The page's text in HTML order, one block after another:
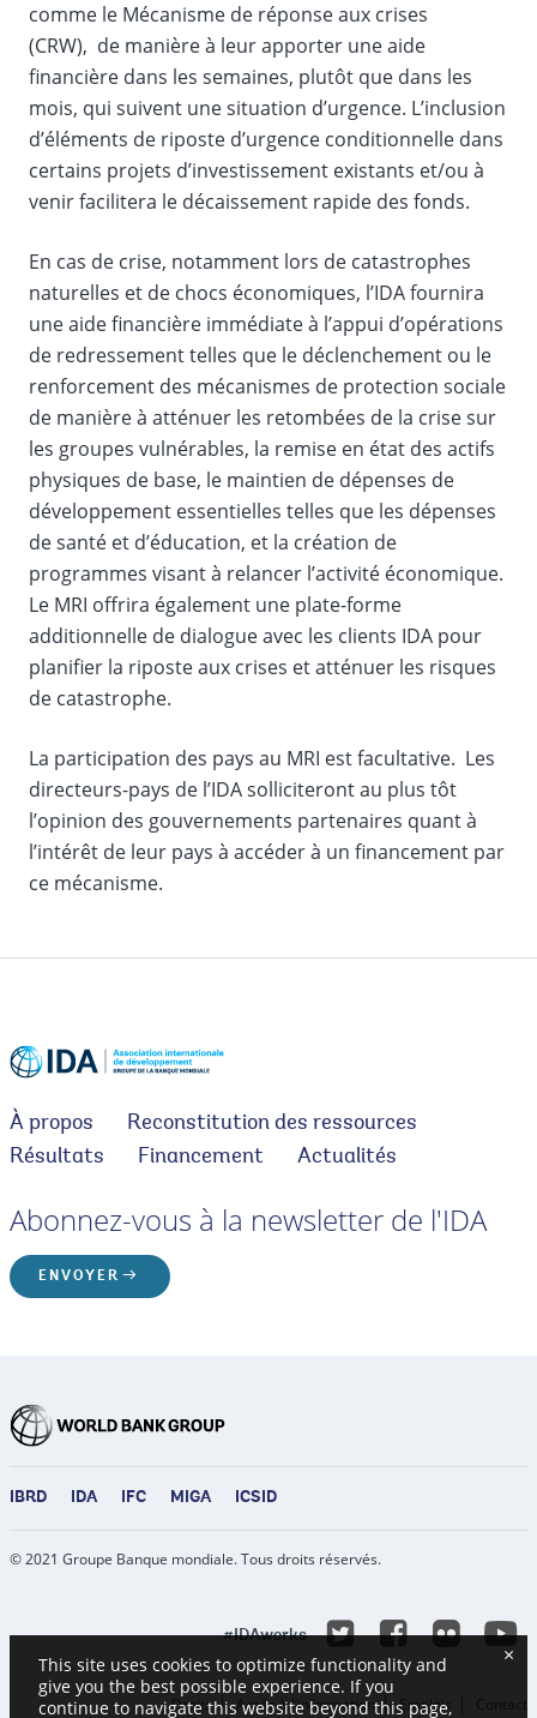
comme le Mécanisme de réponse aux crises
(CRW), de manière à leur apporter une aide
financière dans les semaines, plutôt que dans les
mois, qui suivent une situation d’urgence. L’inclusion
d’éléments de riposte d’urgence conditionnelle dans
certains projets d’investissement existants et/ou à
venir facilitera le décaissement rapide des fonds.
En cas de crise, notamment lors de catastrophes
naturelles et de chocs économiques, l’IDA fournira
une aide financière immédiate à l’appui d’opérations
de redressement telles que le déclenchement ou le
renforcement des mécanismes de protection sociale
de manière à atténuer les retombées de la crise sur
les groupes vulnérables, la remise en état des actifs
physiques de base, le maintien de dépenses de
développement essentielles telles que les dépenses
de santé et d’éducation, et la création de
programmes visant à relancer l’activité économique.
Le MRI offrira également une plate-forme
additionnelle de dialogue avec les clients IDA pour
planifier la riposte aux crises et atténuer les risques
de catastrophe.
La participation des pays au MRI est facultative. Les
directeurs-pays de l’IDA solliciteront au plus tôt
l’opinion des gouvernements partenaires quant à
l’intérêt de leur pays à accéder à un financement par
ce mécanisme.
À propos
Reconstitution des ressources
Résultats
Financement Actualités
Abonnez-vous à la newsletter de l'IDA
ENVOYER
IBRD IDA IFC MIGA ICSID
© 2021 Groupe Banque mondiale. Tous droits réservés.
#IDAworks TwitterFacebook
Droits Accès à l’information Emplois Contact
This site uses cookies to optimize functionality and
give you the best possible experience. If you
continue to navigate this website beyond this page,
×